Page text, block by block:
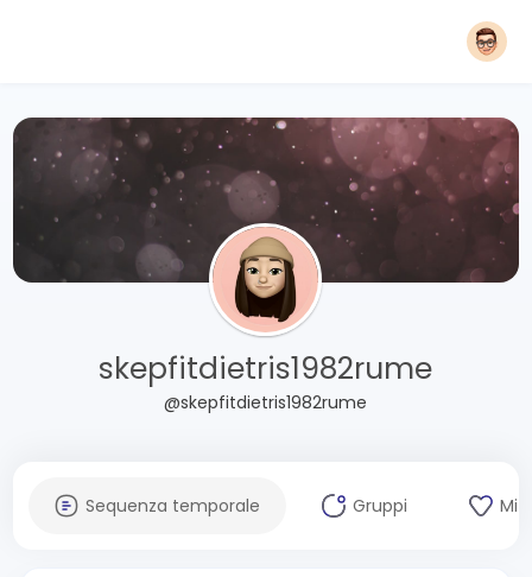
skepfitdietris1982rume
@skepfitdietris1982rume
Sequenza temporale Gruppi Mi